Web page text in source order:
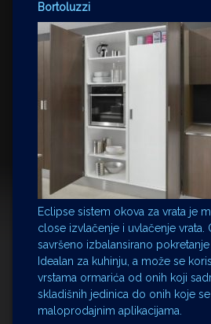
Bortoluzzi
Eclipse sistem okova za vrata je
close izvlačenje i uvlačenje vrata.
savršeno izbalansirano
Idealan za kuhinju, a može se
vrstama ormarića od onih koji
skladišnih jedinica do onih koje
maloprodajnim aplikacijama.